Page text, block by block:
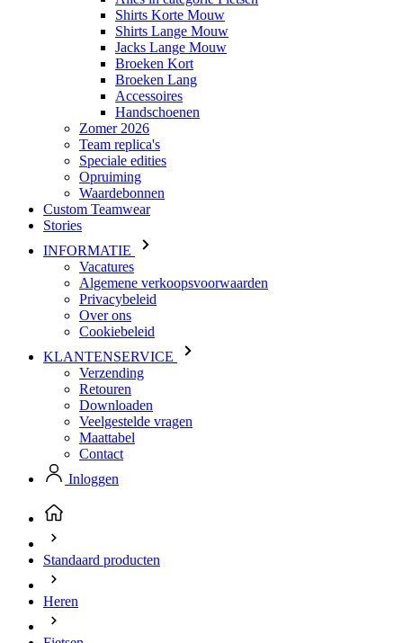
Shirts Korte Mouw
Shirts Lange Mouw
Jacks Lange Mouw
Broeken Kort
Broeken Lang
Accessoires
Handschoenen
Zomer 2026
Team replica's
Speciale edities
Opruiming
Waardebonnen
Custom Teamwear
Stories
INFORMATIE
Vacatures
Algemene verkoopsvoorwaarden
Privacybeleid
Over ons
Cookiebeleid
KLANTENSERVICE
Verzending
Retouren
Downloaden
Veelgestelde vragen
Maattabel
Contact
Inloggen
Standaard producten
Heren